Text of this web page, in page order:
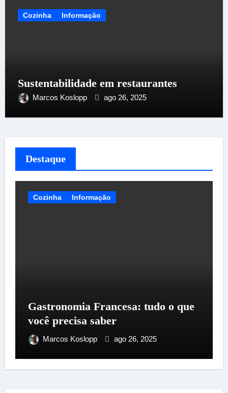
Cozinha Informação
Sustentabilidade em restaurantes
Marcos Koslopp ago 26, 2025
Destaque
Cozinha Informação
Gastronomia Francesa: tudo o que
você precisa saber
Marcos Koslopp ago 26, 2025